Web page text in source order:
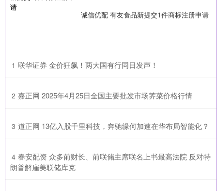
诚信优配 有友食品新提交1件商标注册申请
1 ​联华证券 金价狂飙！两大国有行同日发声！
2 ​嘉正网 2025年4月25日全国主要批发市场荠菜价格行情
3 ​道正网 13亿入股千里科技，奔驰缘何加速在华布局智能化？
4 ​春安配资 众多前财长、前联储主席联名上书最高法院 反对特
朗普解雇美联储库克